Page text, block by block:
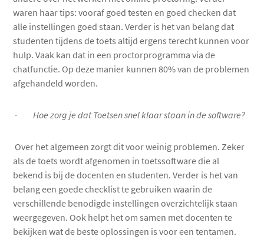
waren haar tips: vooraf goed testen en goed checken dat
alle instellingen goed staan. Verder is het van belang dat
studenten tijdens de toets altijd ergens terecht kunnen voor
hulp. Vaak kan dat in een proctorprogramma via de
chatfunctie. Op deze manier kunnen 80% van de problemen
afgehandeld worden.
· Hoe zorg je dat Toetsen snel klaar staan in de software?
Over het algemeen zorgt dit voor weinig problemen. Zeker
als de toets wordt afgenomen in toetssoftware die al
bekend is bij de docenten en studenten. Verder is het van
belang een goede checklist te gebruiken waarin de
verschillende benodigde instellingen overzichtelijk staan
weergegeven. Ook helpt het om samen met docenten te
bekijken wat de beste oplossingen is voor een tentamen.